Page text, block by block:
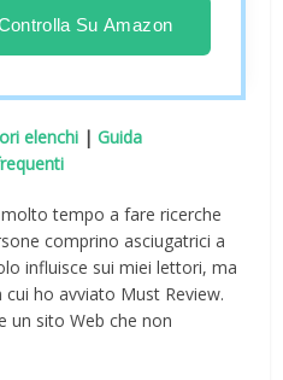
Su Amazon
elenchi |Guida
tempo a fare ricerche
comprino asciugatrici a
influisce sui miei lettori, ma
ho avviato Must Review.
un sito Web che non